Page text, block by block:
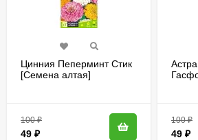
Цинния Пеперминт Стик
[Семена алтая]
100₽
49 ₽
100₽
49 ₽